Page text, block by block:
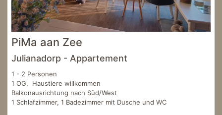
PiMa aan Zee
Julianadorp - Appartement
1 - 2 Personen
1 OG, Haustiere willkommen
Balkonausrichtung nach Süd/West
1 Schlafzimmer, 1 Badezimmer mit Dusche und WC